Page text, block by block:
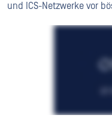
und ICS-Netzwerke vor